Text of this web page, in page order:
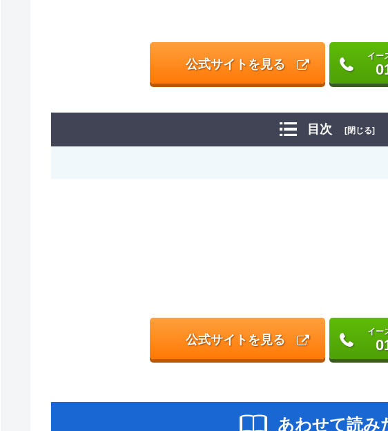
公式サイトを見る
イー
目次 [閉じる]
公式サイトを見る
イー
あわせて読み